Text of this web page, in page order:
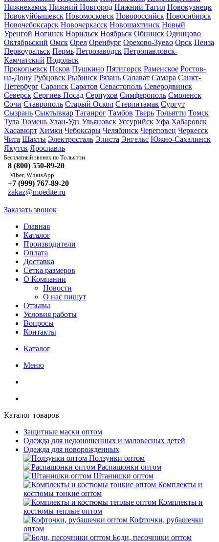
Нижнекамск Нижний Новгород Нижний Тагил Новокузнецк
Новокуйбышевск Новомосковск Новороссийск Новосибирск
Новочебоксарск Новочеркасск Новошахтинск Новый
Уренгой Ногинск Норильск Ноябрьск Обнинск Одинцово
Октябрьский Омск Орел Оренбург Орехово-Зуево Орск Пенза
Первоуральск Пермь Петрозаводск Петропавловск-
Камчатский Подольск
Прокопьевск Псков Пушкино Пятигорск Раменское Ростов-
на-Дону Рубцовск Рыбинск Рязань Салават Самара Санкт-
Петербург Саранск Саратов Севастополь Северодвинск
Северск Сергиев Посад Серпухов Симферополь Смоленск
Сочи Ставрополь Старый Оскол Стерлитамак Сургут
Сызрань Сыктывкар Таганрог Тамбов Тверь Тольятти Томск
Тула Тюмень Улан-Удэ Ульяновск Уссурийск Уфа Хабаровск
Хасавюрт Химки Чебоксары Челябинск Череповец Черкесск
Чита Шахты Электросталь Элиста Энгельс Южно-Сахалинск
Якутск Ярославль
Бесплатный звонок по Тольятти
8 (800) 550-89-20
Viber, WhatsApp
+7 (999) 767-89-20
zakaz@moedite.ru
Заказать звонок
Главная
Каталог
Производители
Оплата
Доставка
Сетка размеров
О Компании
Новости
О нас пишут
Отзывы
Условия работы
Вопросы
Контакты
Каталог
Меню
Каталог товаров
Защитные маски оптом
Одежда для недоношенных и маловесных детей
Одежда для новорожденных
Ползунки оптом
Распашонки оптом
Штанишки оптом
Комплекты и
костюмы тонкие оптом
Комплекты и
костюмы теплые оптом
Кофточки, рубашечки
оптом
Боди, песочники оптом